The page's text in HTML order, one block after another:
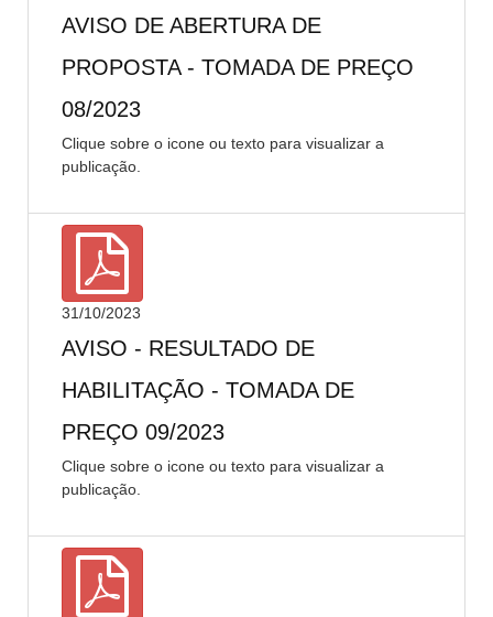
AVISO DE ABERTURA DE
PROPOSTA - TOMADA DE PREÇO
08/2023
Clique sobre o icone ou texto para visualizar a
publicação.
31/10/2023
AVISO - RESULTADO DE
HABILITAÇÃO - TOMADA DE
PREÇO 09/2023
Clique sobre o icone ou texto para visualizar a
publicação.